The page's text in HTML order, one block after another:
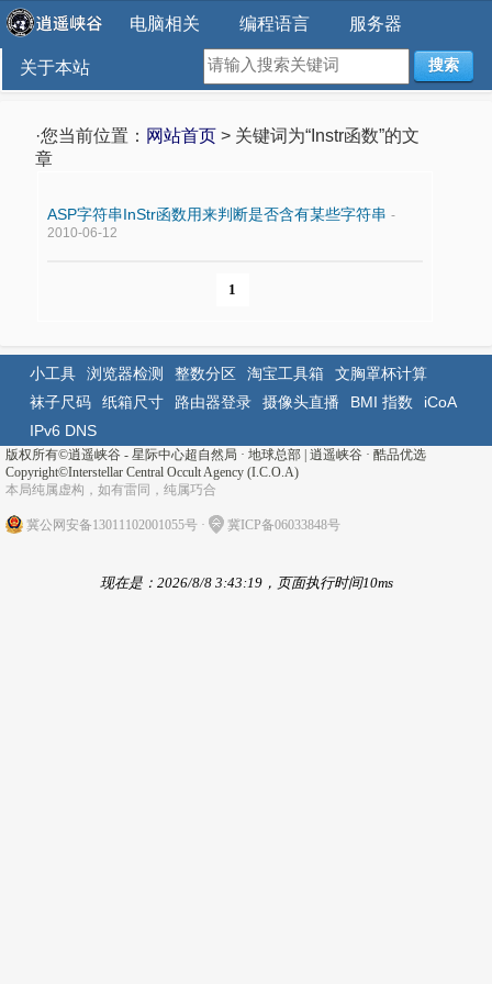
电脑相关 编程语言 服务器
关于本站 搜索
·您当前位置： 网站首页 > 关键词为“Instr函数”的文
章
ASP字符串InStr函数用来判断是否含有某些字符串 -
2010-06-12
1
小工具 浏览器检测 整数分区 淘宝工具箱
文胸罩杯计算
袜子尺码
纸箱尺寸 路由器登录 摄像头直播 BMI 指数
iCoA
IPv6 DNS
版权所有©逍遥峡谷 - 星际中心超自然局 · 地球总部 逍遥峡谷 · 酷品优选
Copyright©Interstellar Central Occult Agency (I.C.O.A)
本局纯属虚构，如有雷同，纯属巧合
冀公网安备13011102001055号 · 冀ICP备06033848号
现在是：2026/8/8 3:43:19，页面执行时间10ms